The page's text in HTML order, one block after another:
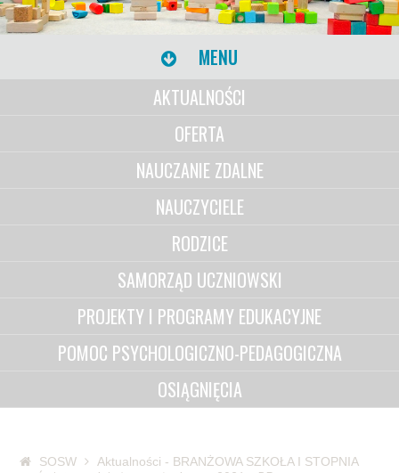
MENU
AKTUALNOŚCI
OFERTA
NAUCZANIE ZDALNE
NAUCZYCIELE
RODZICE
SAMORZĄD UCZNIOWSKI
PROJEKTY I PROGRAMY EDUKACYJNE
POMOC PSYCHOLOGICZNO-PEDAGOGICZNA
OSIĄGNIĘCIA
SOSW
Aktualności - BRANŻOWA SZKOŁA I STOPNIA